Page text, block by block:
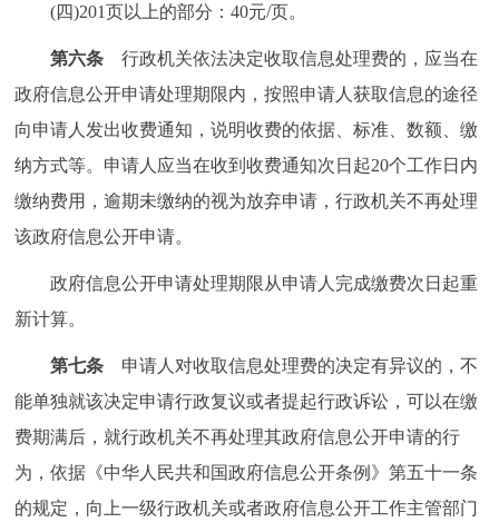
(四)201页以上的部分：40元/页。
第六条 行政机关依法决定收取信息处理费的，应当在
政府信息公开申请处理期限内，按照申请人获取信息的途径
向申请人发出收费通知，说明收费的依据、标准、数额、缴
纳方式等。申请人应当在收到收费通知次日起20个工作日内
缴纳费用，逾期未缴纳的视为放弃申请，行政机关不再处理
该政府信息公开申请。
政府信息公开申请处理期限从申请人完成缴费次日起重
新计算。
第七条 申请人对收取信息处理费的决定有异议的，不
能单独就该决定申请行政复议或者提起行政诉讼，可以在缴
费期满后，就行政机关不再处理其政府信息公开申请的行
为，依据《中华人民共和国政府信息公开条例》第五十一条
的规定，向上一级行政机关或者政府信息公开工作主管部门